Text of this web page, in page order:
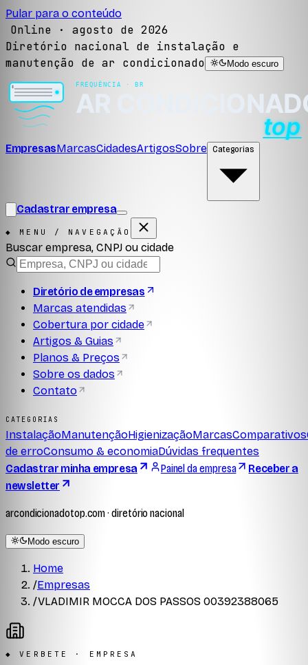
Pular para o conteúdo
Online · agosto de 2026
Diretório nacional de instalação e
manutenção de ar condicionado
Modo escuro
EmpresasMarcasCidadesArtigosSobre Categorias
Cadastrar empresa
◆ MENU / NAVEGAÇÃO
Buscar empresa, CNPJ ou cidade
Diretório de empresas
Marcas atendidas
Cobertura por cidade
Artigos & Guias
Planos & Preços
Sobre os dados
Contato
CATEGORIAS
InstalaçãoManutençãoHigienizaçãoMarcasComparativos
de erroConsumo & economiaDúvidas frequentes
Cadastrar minha empresa
Painel da empresa
Receber a
newsletter
arcondicionadotop.com · diretório nacional
Modo escuro
Home
/Empresas
/VLADIMIR MOCCA DOS PASSOS 00392388065
◆ VERBETE · EMPRESA